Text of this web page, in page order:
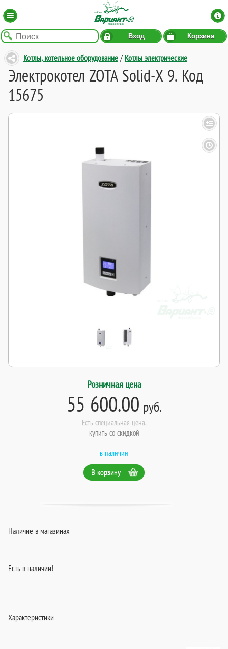
Вход Корзина
Котлы, котельное оборудование / Котлы электрические
Электрокотел ZOTA Solid-X 9. Код
15675
Розничная цена
55 600.00 руб.
Есть специальная цена,
купить со скидкой
в наличии
В корзину
Наличие в магазинах
Есть в наличии!
Характеристики